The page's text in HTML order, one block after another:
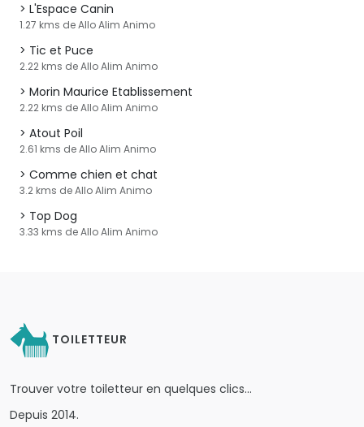
L'Espace Canin
1.27 kms de Allo Alim Animo
Tic et Puce
2.22 kms de Allo Alim Animo
Morin Maurice Etablissement
2.22 kms de Allo Alim Animo
Atout Poil
2.61 kms de Allo Alim Animo
Comme chien et chat
3.2 kms de Allo Alim Animo
Top Dog
3.33 kms de Allo Alim Animo
TOILETTEUR
Trouver votre toiletteur en quelques clics…
Depuis 2014.